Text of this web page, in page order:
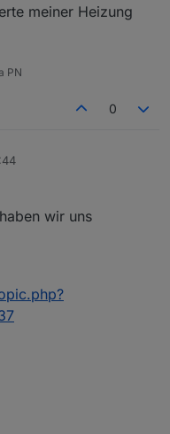
meiner Heizung
PN
0
wir uns